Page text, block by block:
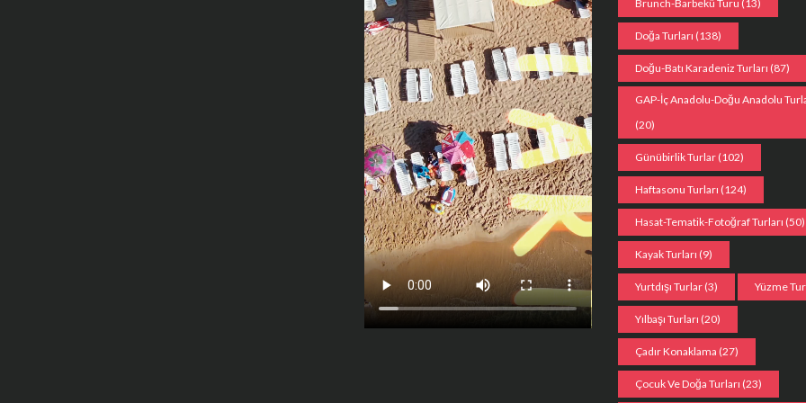
Brunch-Barbekü Turu (13)
Doğa Turları (138)
Doğu-Batı Karadeniz Turları (87)
GAP-İç Anadolu-Doğu Anadolu
(20)
Günübirlik Turlar (102)
Haftasonu Turları (124)
Hasat-Tematik-Fotoğraf Turları (50)
Kayak Turları (9)
Yurtdışı Turlar (3) Yüzme
Yılbaşı Turları (20)
Çadır Konaklama (27)
Çocuk Ve Doğa Turları (23)